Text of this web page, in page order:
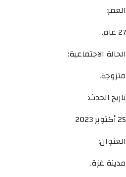
العمر:
27 عام.
الحالة الاجتماعية:
متزوجة.
تاريخ الحدث:
25 أكتوبر 2023
العنوان:
مدينة غزة.